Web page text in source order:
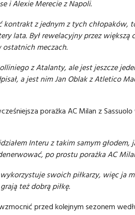
i Alexie Merecie z Napoli.
kontrakt z jednym z tych chłopaków,
lata. Był rewelacyjny przez większą
ostatnich meczach.
z Atalanty, ale jest jeszcze
a jest nim Jan Oblak z Atletico
porażka AC Milan z
Interu z takim samym
po prostu porażka AC
swoich piłkarzy, więc ja
też dobrą piłkę.
przed kolejnym sezonem